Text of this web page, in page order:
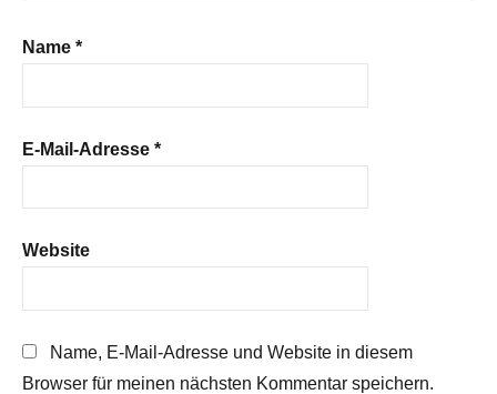
Name *
E-Mail-Adresse *
Website
Name, E-Mail-Adresse und Website in diesem
Browser für meinen nächsten Kommentar speichern.